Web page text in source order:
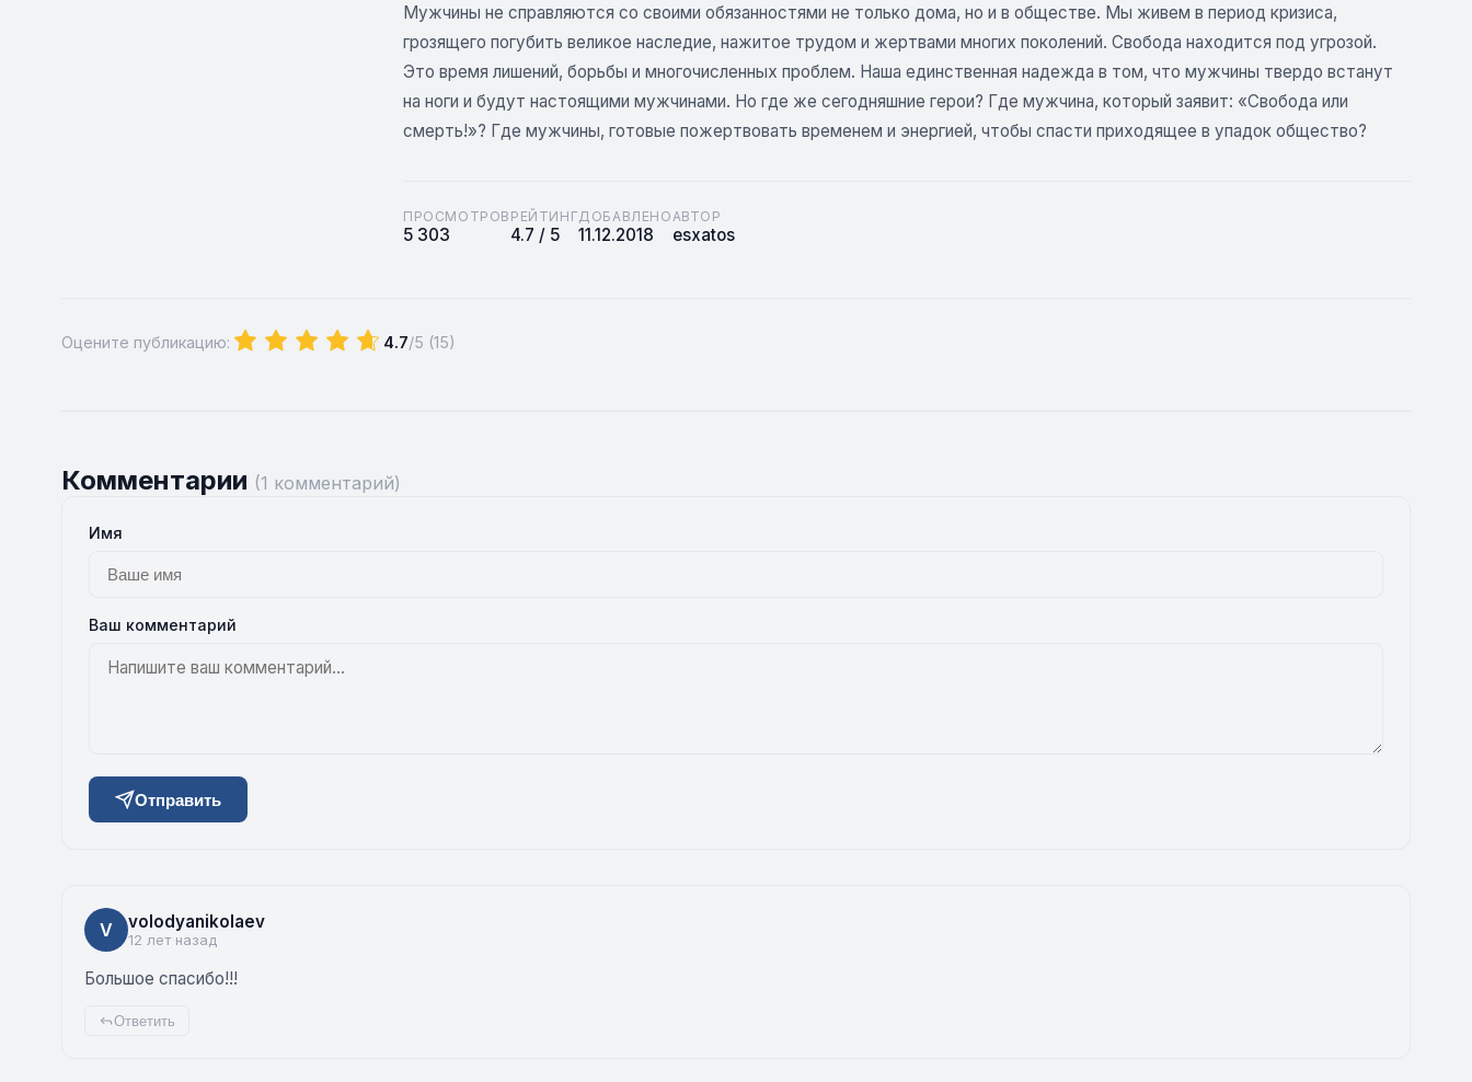
Мужчины не справляются со своими обязанностями не только дома, но и в обществе. Мы живем в период кризиса,
грозящего погубить великое наследие, нажитое трудом и жертвами многих поколений. Свобода находится под угрозой.
Это время лишений, борьбы и многочисленных проблем. Наша единственная надежда в том, что мужчины твердо встанут
на ноги и будут настоящими мужчинами. Но где же сегодняшние герои? Где мужчина, который заявит: «Свобода или
смерть!»? Где мужчины, готовые пожертвовать временем и энергией, чтобы спасти приходящее в упадок общество?
ПРОСМОТРОВ
5 303
РЕЙТИНГ
4.7 / 5
ДОБАВЛЕНО
11.12.2018
АВТОР
esxatos
Оцените публикацию: 4.7/5 (15)
Комментарии (1 комментарий)
Имя
Ваш комментарий
Отправить
V volodyanikolaev
12 лет назад
Большое спасибо!!!
Ответить